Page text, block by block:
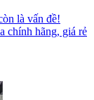
là vấn đề!
chính hãng, giá rẻ